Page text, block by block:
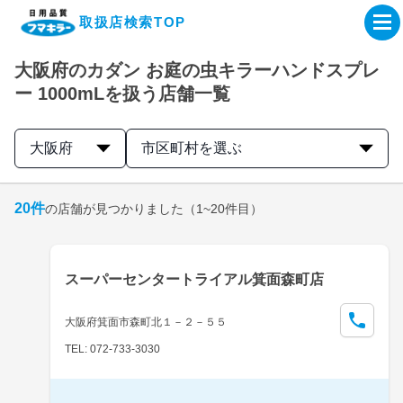
取扱店検索TOP
企業・IR情報サイト
製品情報サイト
取扱店検索はこちら
大阪府のカダン お庭の虫キラーハンドスプレ
ー 1000mLを扱う店舗一覧
大阪府 市区町村を選ぶ
20件の店舗が見つかりました （1~20件目）
スーパーセンタートライアル箕面森町店
大阪府箕面市森町北１－２－５５
TEL: 072-733-3030